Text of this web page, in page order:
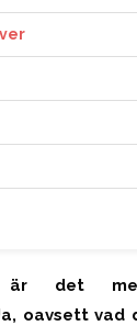
det med
oavsett vad